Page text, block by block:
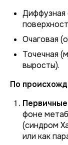
Очаговая
Точечная
выросты).
По
фоне
(синдром
или как